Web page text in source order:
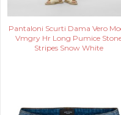
Pantaloni Scurti Dama Vero
Vmgry Hr Long Pumice
Stripes Snow White